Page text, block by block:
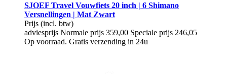
SJOEF Travel Vouwfiets 20 inch | 6 Shimano
Versnellingen | Mat Zwart
Prijs (incl. btw)
adviesprijs Normale prijs 359,00 Speciale prijs 246,05
Op voorraad. Gratis verzending in 24u